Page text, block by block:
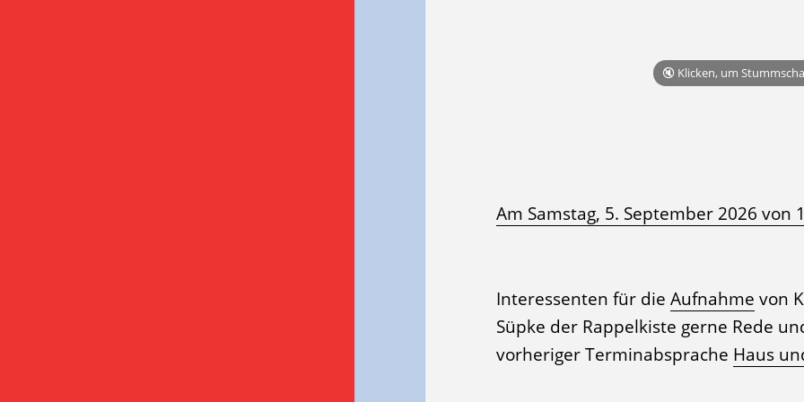
🔇 Klicken, um
Am Samstag, 5. September 2026 von
Interessenten für dieAufnahme von
Süpke der Rappelkiste gerne Rede
vorheriger Terminabsprache Haus